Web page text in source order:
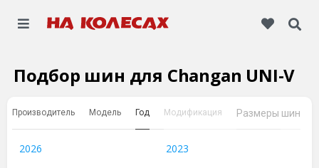
Подбор шин для Changan UNI-V
Производитель Модель Год Модификация Размеры шин
2026
2023